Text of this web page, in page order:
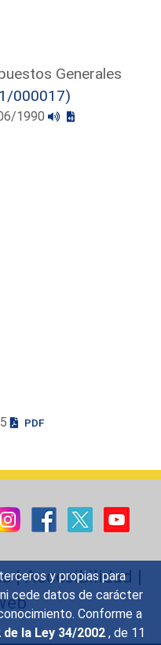
y propias para
cede datos de carácter
Conforme a
la Ley 34/2002 , de 11
Generales
000017)
1990
PDF
|Accesibilidad |